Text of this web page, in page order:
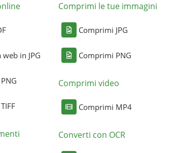
in JPG
Comprimi le tue immagini
Comprimi JPG
Comprimi PNG
Comprimi video
Comprimi MP4
Converti con OCR